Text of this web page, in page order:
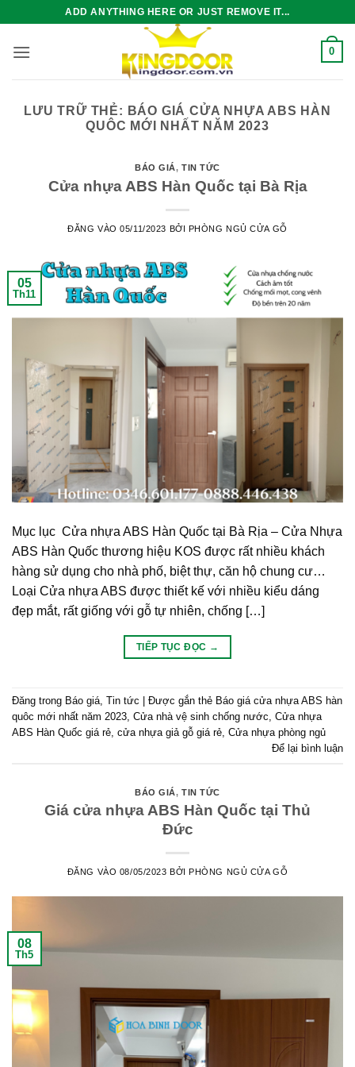
nội
ADD ANYTHING HERE OR JUST REMOVE IT...
0
LƯU TRỮ THẺ: BÁO GIÁ CỬA NHỰA ABS HÀN
QUÔC MỚI NHẤT NĂM 2023
BÁO GIÁ,TIN TỨC
Cửa nhựa ABS Hàn Quốc tại Bà Rịa
ĐĂNG VÀO05/11/2023 BỞI PHÒNG NGỦ CỬA GỖ
05
Th11
Mục lục Cửa nhựa ABS Hàn Quốc tại Bà Rịa – Cửa Nhựa
ABS Hàn Quốc thương hiệu KOS được rất nhiều khách
hàng sử dụng cho nhà phố, biệt thự, căn hộ chung cư…
Loại Cửa nhựa ABS được thiết kế với nhiều kiểu dáng
đẹp mắt, rất giống với gỗ tự nhiên, chống […]
TIẾP TỤC ĐỌC →
Đăng trong Báo giá Tin tức Được gắn thẻ Báo giá cửa nhựa ABS hàn
quôc mới nhất năm 2023 Cửa nhà vệ sinh chống nước Cửa nhựa
ABS Hàn Quốc giá rẻ cửa nhựa giả gỗ giá rẻ Cửa nhựa phòng ngủ
Để lại bình luận
BÁO GIÁ,TIN TỨC
Giá cửa nhựa ABS Hàn Quốc tại Thủ
Đức
ĐĂNG VÀO 08/05/2023 BỞIPHÒNG NGỦ CỬA GỖ
08
Th5